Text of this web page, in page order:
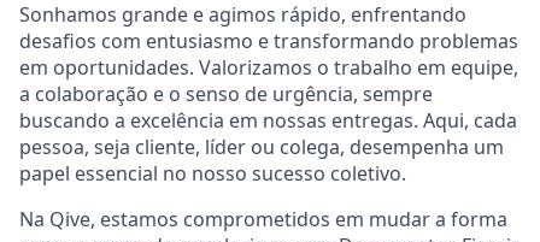
Sonhamos grande e agimos rápido, enfrentando
desafios com entusiasmo e transformando problemas
em oportunidades. Valorizamos o trabalho em equipe,
a colaboração e o senso de urgência, sempre
buscando a excelência em nossas entregas. Aqui, cada
pessoa, seja cliente, líder ou colega, desempenha um
papel essencial no nosso sucesso coletivo.
Na Qive, estamos comprometidos em mudar a forma